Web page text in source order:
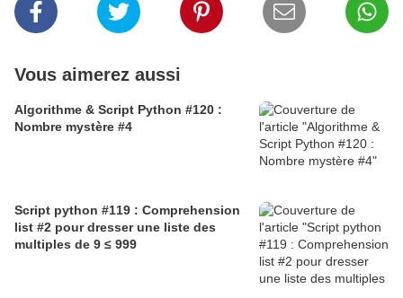
Vous aimerez aussi
Algorithme & Script Python #120 :
Nombre mystère #4
Script python #119 : Comprehension
list #2 pour dresser une liste des
multiples de 9 ≤ 999